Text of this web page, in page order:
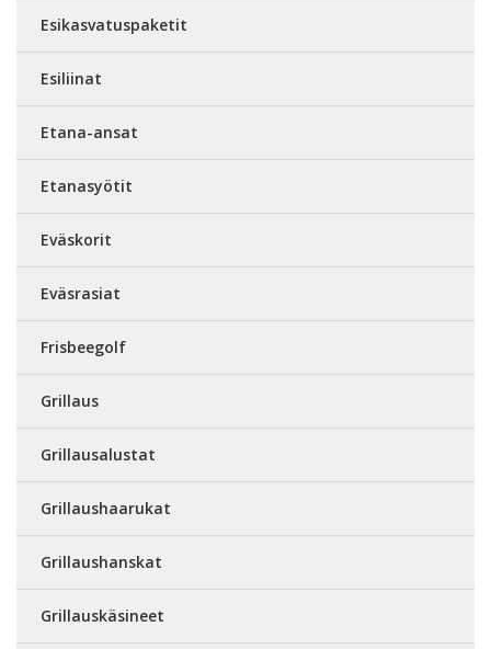
Esikasvatuspaketit
Esiliinat
Etana-ansat
Etanasyötit
Eväskorit
Eväsrasiat
Frisbeegolf
Grillaus
Grillausalustat
Grillaushaarukat
Grillaushanskat
Grillauskäsineet